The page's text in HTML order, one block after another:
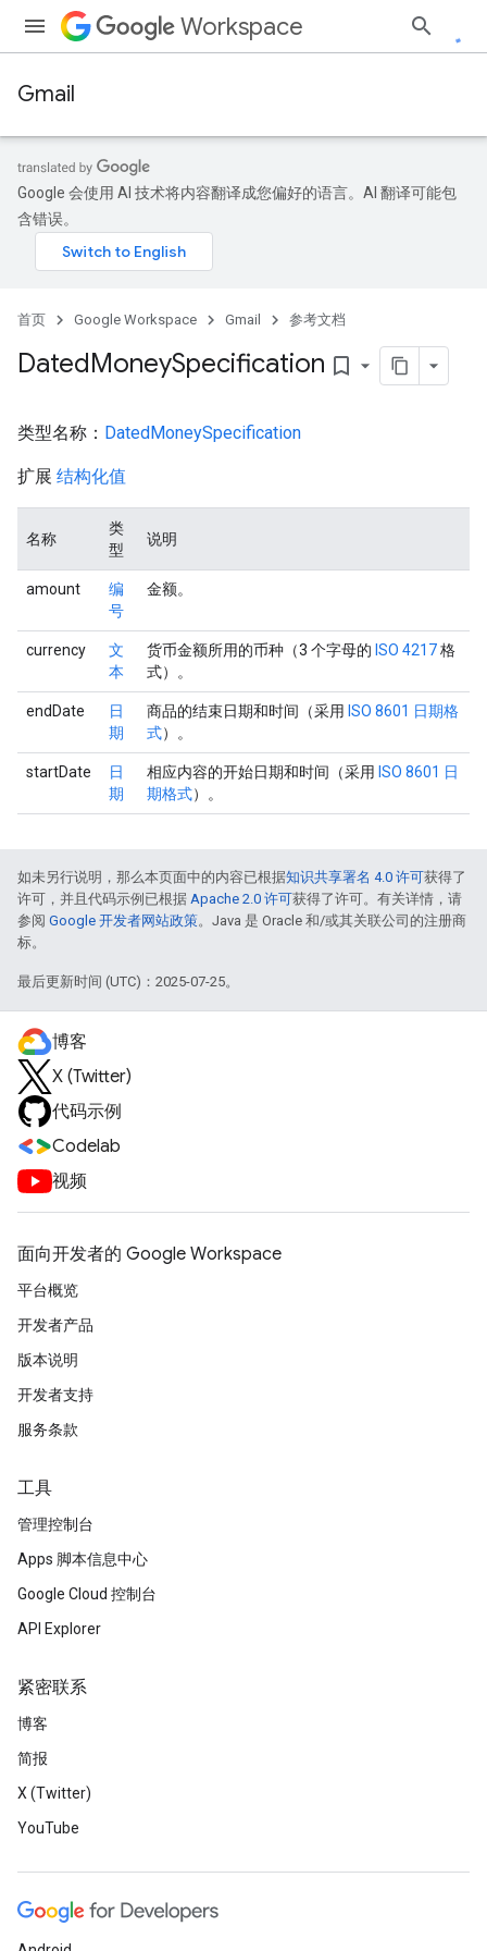
Workspace
Gmail
Google 会使用 AI 技术将内容翻译成您偏好的语言。AI 翻译可能包
含错误。
首页 Google Workspace Gmail 参考文档
DatedMoneySpecification bookmark_border
类型名称： DatedMoneySpecification
扩展 结构化值
名称
类
型
说明
amount
编
号
金额。
currency
文
本
货币金额所用的币种（3 个字母的 ISO 4217格
式）。
endDate
日
期
商品的结束日期和时间（采用 ISO 8601 日期格
式）。
startDate
日
期
相应内容的开始日期和时间（采用 ISO 8601 日
期格式）。
如未另行说明，那么本页面中的内容已根据知识共享署名 4.0 许可获得了
许可，并且代码示例已根据 Apache 2.0 许可获得了许可。有关详情，请
参阅 Google 开发者网站政策。Java 是 Oracle 和/或其关联公司的注册商
标。
最后更新时间 (UTC)：2025-07-25。
博客
X (Twitter)
代码示例
Codelab
视频
面向开发者的 Google Workspace
平台概览
开发者产品
版本说明
开发者支持
服务条款
工具
管理控制台
Apps 脚本信息中心
Google Cloud 控制台
API Explorer
紧密联系
博客
简报
X (Twitter)
YouTube